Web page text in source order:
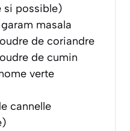
si possible)
masala
de coriandre
de cumin
verte
cannelle